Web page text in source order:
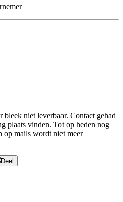
bleek niet leverbaar. Contact gehad
plaats vinden. Tot op heden nog
op mails wordt niet meer
Deel